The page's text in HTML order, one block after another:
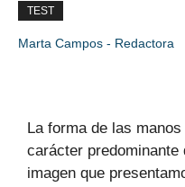
TEST
Marta Campos - Redactora
La forma de las
carácter predominante
imagen que